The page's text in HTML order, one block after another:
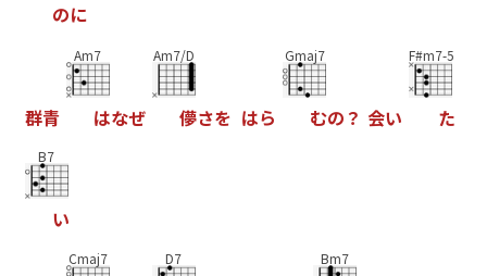
のに
群青
Am7
はなぜ
Am7/D
儚さを はら
Gmaj7
むの ？ 会い
F#m7-5
た
B7
い
Cmaj7 D7 Bm7